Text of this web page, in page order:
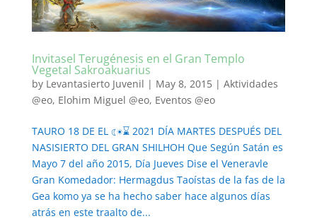
Invitasel Terugénesis en el Gran Templo
Vegetal Sakroakuarius
by Levantasierto Juvenil | May 8, 2015| Aktividades
@eo, Elohim Miguel @eo, Eventos @eo
TAURO 18 DE EL ☾☀⌛ 2021 DÍA MARTES DESPUÉS DEL
NASISIERTO DEL GRAN SHILHOH Que Según Satán es
Mayo 7 del año 2015, Día Jueves Dise el Veneravle
Gran Komedador: Hermagdus Taoístas de la fas de la
Gea komo ya se ha hecho saber hace algunos días
atrás en este traalto de...